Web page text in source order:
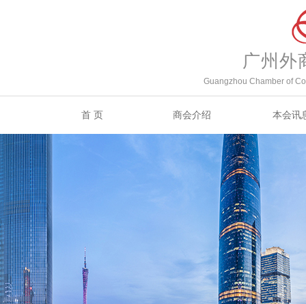
广州外
Guangzhou Chamber of
首 页 商会介绍 本会讯